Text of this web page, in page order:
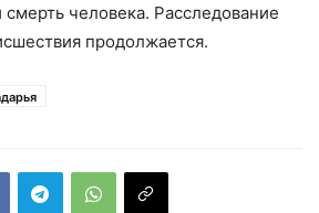
человека. Расследование
продолжается.